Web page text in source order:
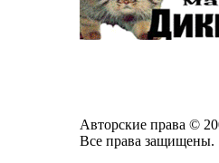
Авторские права ©
Все права защищены.